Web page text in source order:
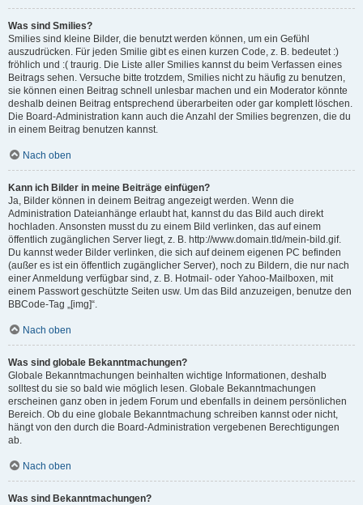
Was sind Smilies?
Smilies sind kleine Bilder, die benutzt werden können, um ein Gefühl
auszudrücken. Für jeden Smilie gibt es einen kurzen Code, z. B. bedeutet :)
fröhlich und :( traurig. Die Liste aller Smilies kannst du beim Verfassen eines
Beitrags sehen. Versuche bitte trotzdem, Smilies nicht zu häufig zu benutzen,
sie können einen Beitrag schnell unlesbar machen und ein Moderator könnte
deshalb deinen Beitrag entsprechend überarbeiten oder gar komplett löschen.
Die Board-Administration kann auch die Anzahl der Smilies begrenzen, die du
in einem Beitrag benutzen kannst.
Nach oben
Kann ich Bilder in meine Beiträge einfügen?
Ja, Bilder können in deinem Beitrag angezeigt werden. Wenn die
Administration Dateianhänge erlaubt hat, kannst du das Bild auch direkt
hochladen. Ansonsten musst du zu einem Bild verlinken, das auf einem
öffentlich zugänglichen Server liegt, z. B. http://www.domain.tld/mein-bild.gif.
Du kannst weder Bilder verlinken, die sich auf deinem eigenen PC befinden
(außer es ist ein öffentlich zugänglicher Server), noch zu Bildern, die nur nach
einer Anmeldung verfügbar sind, z. B. Hotmail- oder Yahoo-Mailboxen, mit
einem Passwort geschützte Seiten usw. Um das Bild anzuzeigen, benutze den
BBCode-Tag „[img]“.
Nach oben
Was sind globale Bekanntmachungen?
Globale Bekanntmachungen beinhalten wichtige Informationen, deshalb
solltest du sie so bald wie möglich lesen. Globale Bekanntmachungen
erscheinen ganz oben in jedem Forum und ebenfalls in deinem persönlichen
Bereich. Ob du eine globale Bekanntmachung schreiben kannst oder nicht,
hängt von den durch die Board-Administration vergebenen Berechtigungen
ab.
Nach oben
Was sind Bekanntmachungen?